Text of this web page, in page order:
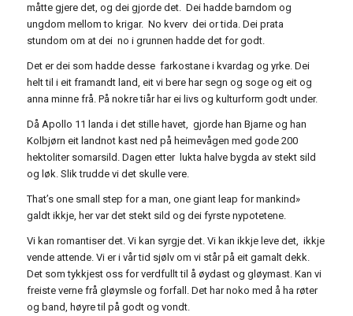
måtte gjere det, og dei gjorde det. Dei hadde barndom og
ungdom mellom to krigar. No kverv dei or tida. Dei prata
stundom om at dei no i grunnen hadde det for godt.
Det er dei som hadde desse farkostane i kvardag og yrke. Dei
helt til i eit framandt land, eit vi bere har segn og soge og eit og
anna minne frå. På nokre tiår har ei livs og kulturform godt under.
Då Apollo 11 landa i det stille havet, gjorde han Bjarne og han
Kolbjørn eit landnot kast ned på heimevågen med gode 200
hektoliter somarsild. Dagen etter lukta halve bygda av stekt sild
og løk. Slik trudde vi det skulle vere.
That’s one small step for a man, one giant leap for mankind»
galdt ikkje, her var det stekt sild og dei fyrste nypotetene.
Vi kan romantiser det. Vi kan syrgje det. Vi kan ikkje leve det, ikkje
vende attende. Vi er i vår tid sjølv om vi står på eit gamalt dekk.
Det som tykkjest oss for verdfullt til å øydast og gløymast. Kan vi
freiste verne frå gløymsle og forfall. Det har noko med å ha røter
og band, høyre til på godt og vondt.